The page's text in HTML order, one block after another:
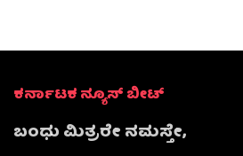
ಕರ್ನಾಟಕ ನ್ಯೂಸ್ ಬೀಟ್
ಬಂಧು ಮಿತ್ರರೇ ನಮಸ್ತೇ,